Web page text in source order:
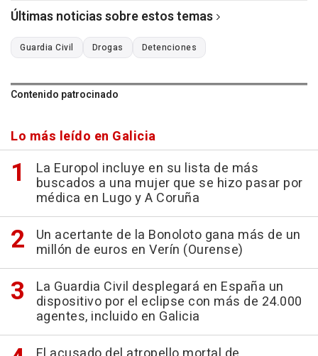
Últimas noticias sobre estos temas
Guardia Civil Drogas Detenciones
Contenido patrocinado
Lo más leído en Galicia
La Europol incluye en su lista de más
buscados a una mujer que se hizo pasar por
médica en Lugo y A Coruña
Un acertante de la Bonoloto gana más de un
millón de euros en Verín (Ourense)
La Guardia Civil desplegará en España un
dispositivo por el eclipse con más de 24.000
agentes, incluido en Galicia